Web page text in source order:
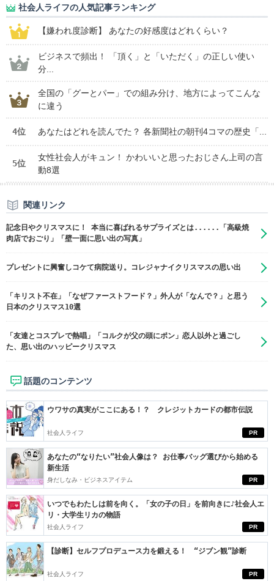
社会人ライフの人気記事ランキング
【嫌われ度診断】 あなたの好感度はどれくらい？
ビジネスで頻出！ 「頂く」と「いただく」の正しい使い
分...
全国の「グーとパー」での組み分け、地方によってこんな
に違う
4位 あなたはどれを読んでた？ 各新聞社の朝刊4コマの歴史「...
5位
女性社会人がキュン！ かわいいと思ったおじさん上司の言
動8選
関連リンク
記念日やクリスマスに！ 本当に喜ばれるサプライズとは......「高級焼
肉店でおごり」「壁一面に思い出の写真」
プレゼントに興奮しコケて病院送り。コレジャナイクリスマスの思い出
「キリスト不在」「なぜファーストフード？」外人が「なんで？」と思う
日本のクリスマス10選
「友達とコスプレで熱唱」「コルクが父の頭にポン」恋人以外と過ごし
た、思い出のハッピークリスマス
話題のコンテンツ
PR
ウワサの真実がここにある！？ クレジットカードの都市伝説
社会人ライフ
PR
あなたの“なりたい”社会人像は？ お仕事バッグ選びから始める
新生活
身だしなみ・ビジネスアイテム
PR
いつでもわたしは前を向く。「女の子の日」を前向きに♪社会人エ
リ・大学生リカの物語
社会人ライフ
PR
【診断】セルフプロデュース力を鍛える！ “ジブン観”診断
社会人ライフ